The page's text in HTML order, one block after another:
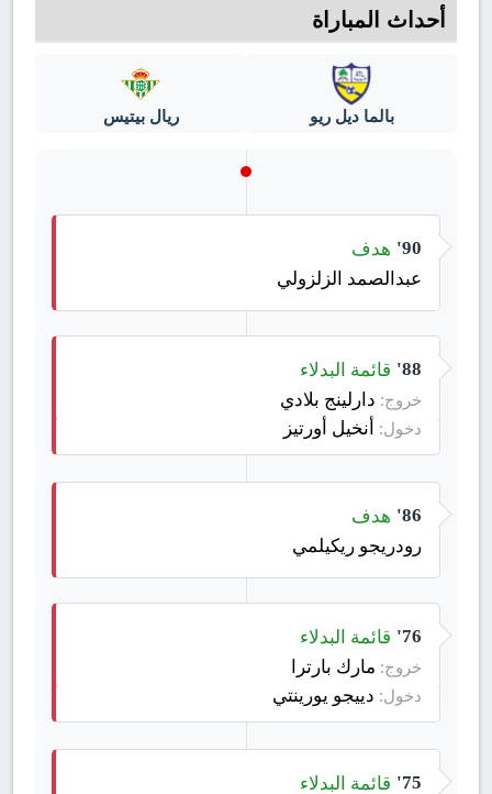
أحداث المباراة
بالما ديل ريو ريال بيتيس
90' هدف
عبدالصمد الزلزولي
88' قائمة البدلاء
خروج: دارلينج بلادي
دخول: أنخيل أورتيز
86' هدف
رودريجو ريكيلمي
76' قائمة البدلاء
خروج: مارك بارترا
دخول: دييجو يورينتي
75' قائمة البدلاء